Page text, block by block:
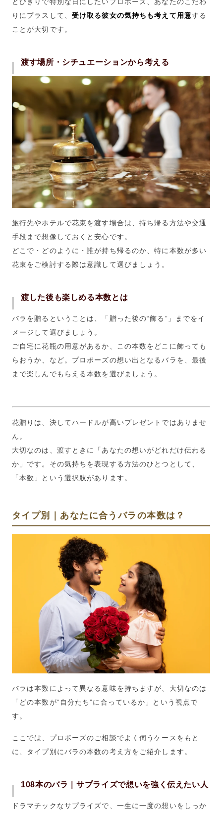
りにプラスして、 受け取る彼女の気持ちも考えて用意する
ことが大切です。
渡す場所・シチュエーションから考える
旅行先やホテルで花束を渡す場合は、持ち帰る方法や交通
手段まで想像しておくと安心です。
どこで・どのように・誰が持ち帰るのか、特に本数が多い
花束をご検討する際は意識して選びましょう。
渡した後も楽しめる本数とは
バラを贈るということは、「贈った後の“飾る”」までをイ
メージして選びましょう。
ご自宅に花瓶の用意があるか、この本数をどこに飾っても
らおうか、など。プロポーズの想い出となるバラを、最後
まで楽しんでもらえる本数を選びましょう。
花贈りは、決してハードルが高いプレゼントではありませ
ん。
大切なのは、渡すときに「あなたの想いがどれだけ伝わる
か」です。 その気持ちを表現する方法のひとつとして、
「本数」という選択肢があります。
タイプ別｜あなたに合うバラの本数は？
バラは本数によって異なる意味を持ちますが、大切なのは
「どの本数が“自分たち”に合っているか」という視点で
す。
ここでは、プロポーズのご相談でよく伺うケースをもと
に、タイプ別にバラの本数の考え方をご紹介します。
108本のバラ｜サプライズで想いを強く伝えたい人
ドラマチックなサプライズで、一生に一度の想いをしっか